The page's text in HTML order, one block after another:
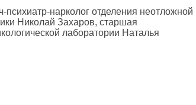
нарколог отделения неотложной
Николай Захаров, старшая
лаборатории Наталья